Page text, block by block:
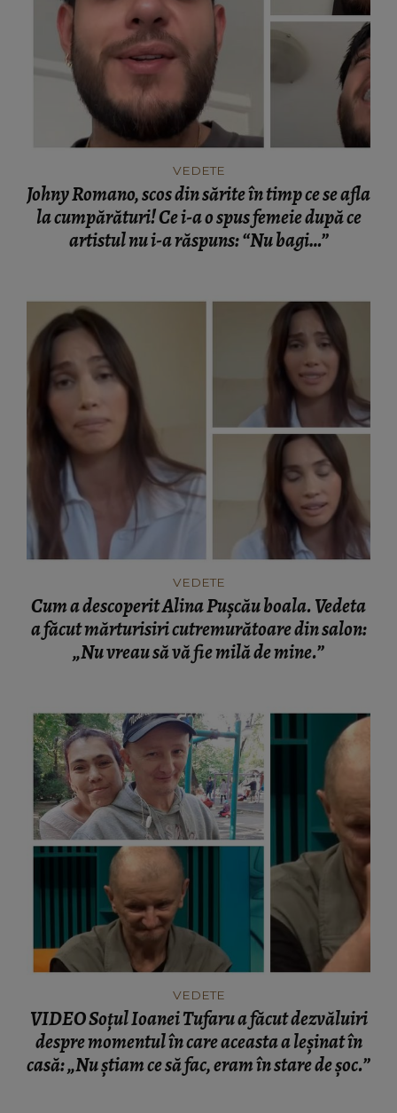
VEDETE
Johny Romano, scos din sărite în timp ce se afla
la cumpărături! Ce i-a o spus femeie după ce
artistul nu i-a răspuns: “Nu bagi…”
VEDETE
Cum a descoperit Alina Pușcău boala. Vedeta
a făcut mărturisiri cutremurătoare din salon:
„Nu vreau să vă fie milă de mine.”
VEDETE
VIDEO Soțul Ioanei Tufaru a făcut dezvăluiri
despre momentul în care aceasta a leșinat în
casă: „Nu știam ce să fac, eram în stare de șoc.”